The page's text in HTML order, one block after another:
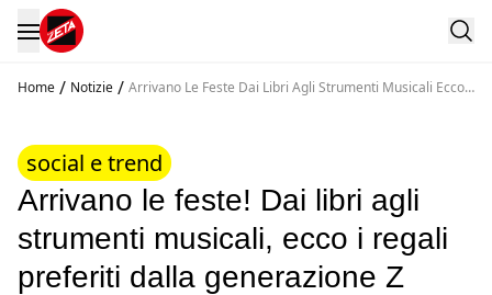
Home / Notizie / Arrivano Le Feste Dai Libri Agli Strumenti Musicali Ecco I
social e trend
Arrivano le feste! Dai libri agli
strumenti musicali, ecco i regali
preferiti dalla generazione Z